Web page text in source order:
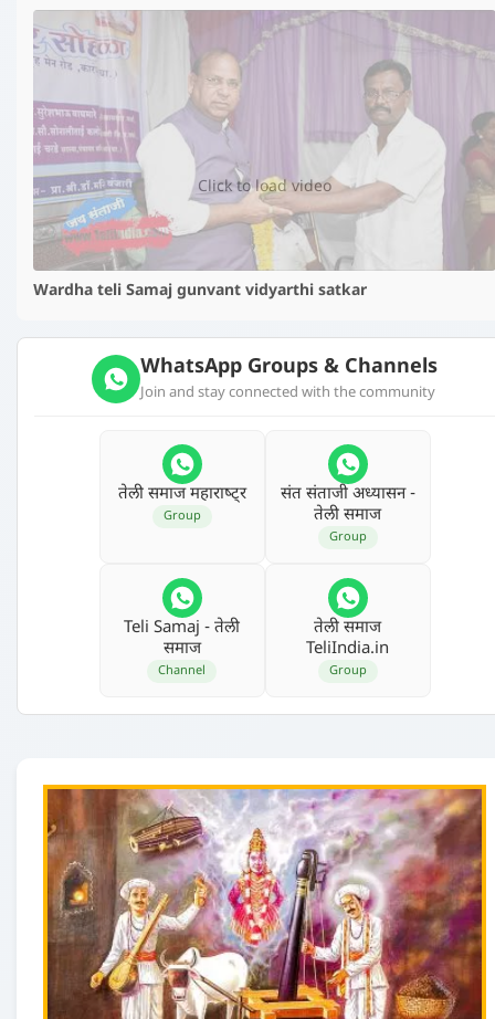
▶️
Click to load video
Wardha teli Samaj gunvant vidyarthi satkar
WhatsApp Groups & Channels
Join and stay connected with the community
तेली समाज महाराष्‍ट्र
Group
संत संताजी अध्‍यासन -
तेली समाज
Group
Teli Samaj - तेली
समाज
Channel
तेली समाज
TeliIndia.in
Group